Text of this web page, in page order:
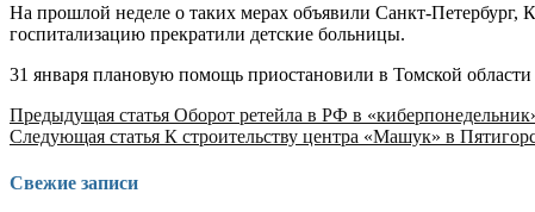
На прошлой неделе о таких мерах объявили Санкт-Петербург,
госпитализацию прекратили детские больницы.
31 января плановую помощь приостановили в Томской
Продолжить
чтение
Предыдущая статья Оборот ретейла в РФ в
Следующая статья К строительству центра «Машук» в
Свежие записи